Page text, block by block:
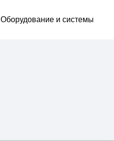
Оборудование и системы